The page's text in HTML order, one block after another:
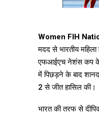
Women FIH
मदद से भारतीय महिला
एफआईएच नेशंस कप
में पिछड़ने के बाद
2 से जीत हासिल की।
भारत की तरफ से